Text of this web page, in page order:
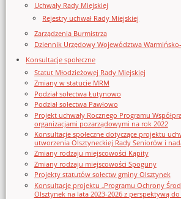
Uchwały Rady Miejskiej
Rejestry uchwał Rady Miejskiej
Zarządzenia Burmistrza
Dziennik Urzędowy Województwa
Konsultacje społeczne
Statut Młodzieżowej Rady Miejskiej
Zmiany w statucie MRM
Podział sołectwa Łutynowo
Podział sołectwa Pawłowo
Projekt uchwały Rocznego Programu
organizacjami pozarządowymi na rok 2022
Konsultacje społeczne dotyczące projektu
utworzenia Olsztyneckiej Rady Seniorów i
Zmiany rodzaju miejscowości Kąpity
Zmiany rodzaju miejscowości Spoguny
Projekty statutów sołectw gminy Olsztynek
Konsultacje projektu „Programu Ochrony
Olsztynek na lata 2023-2026 z perspektywą